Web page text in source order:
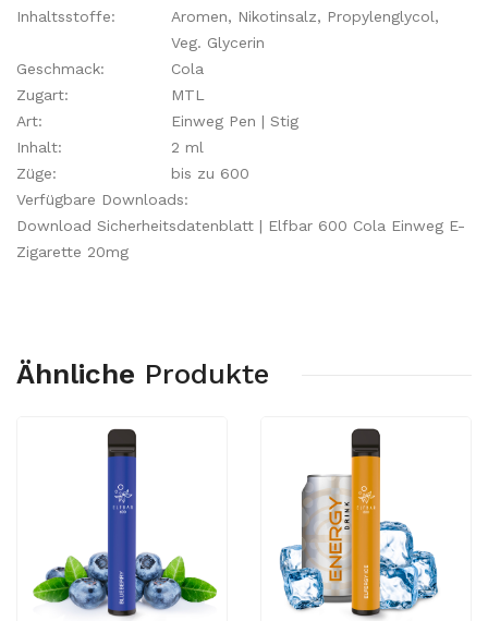
Inhaltsstoffe:
Aromen, Nikotinsalz, Propylenglycol,
Veg. Glycerin
Geschmack:
Cola
Zugart:
MTL
Art:
Einweg Pen | Stig
Inhalt:
2 ml
Züge:
bis zu 600
Verfügbare Downloads:
Download Sicherheitsdatenblatt | Elfbar 600 Cola Einweg E-
Zigarette 20mg
Ähnliche Produkte